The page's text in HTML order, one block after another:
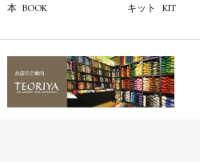
本 BOOK キット KIT